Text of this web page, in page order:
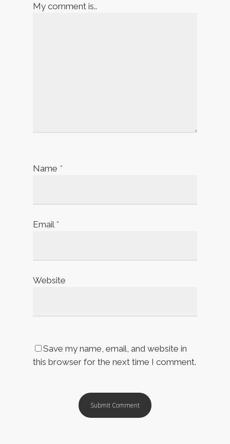
My comment is..
Name *
Email *
Website
Save my name, email, and website in
this browser for the next time I comment.